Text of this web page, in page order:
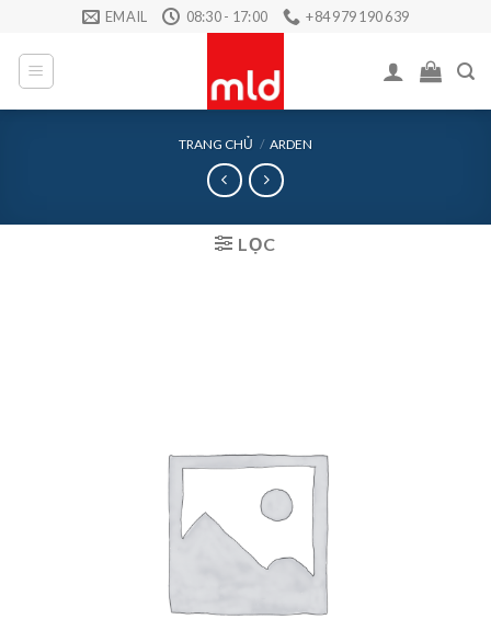
content
EMAIL 08:30 - 17:00 +84 979 190 639
TRANG CHỦ / ARDEN
LỌC